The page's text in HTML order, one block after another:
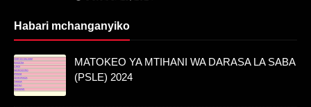
Habari mchanganyiko
MATOKEO YA MTIHANI WA DARASA LA SABA
(PSLE) 2024